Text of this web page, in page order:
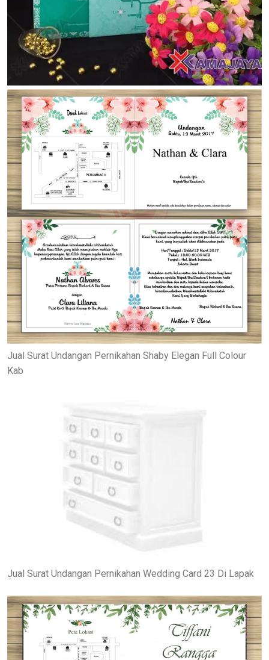
Jual Surat Undangan Pernikahan Shaby Elegan Full Colour
Kab
Jual Surat Undangan Pernikahan Wedding Card 23 Di Lapak